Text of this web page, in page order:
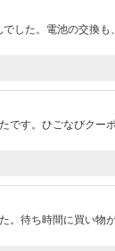
した。電池の交換も
です。ひごなびクー
。待ち時間に買い物